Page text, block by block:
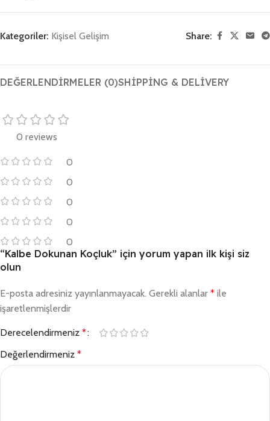
Kategoriler: Kişisel Gelişim Share:
DEĞERLENDIRMELER (0)SHIPPING & DELIVERY
0 reviews
0
0
0
0
0
“Kalbe Dokunan Koçluk” için yorum yapan ilk kişi siz
olun
E-posta adresiniz yayınlanmayacak. Gerekli alanlar * ile
işaretlenmişlerdir
Derecelendirmeniz *
Değerlendirmeniz *